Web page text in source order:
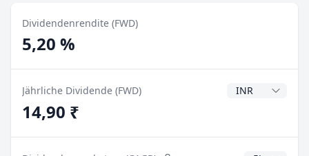
Dividendenrendite (FWD)
5,20 %
Jährliche Dividende (FWD)
14,90 ₹